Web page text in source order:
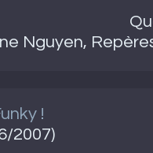
Nguyen,
!
2007)